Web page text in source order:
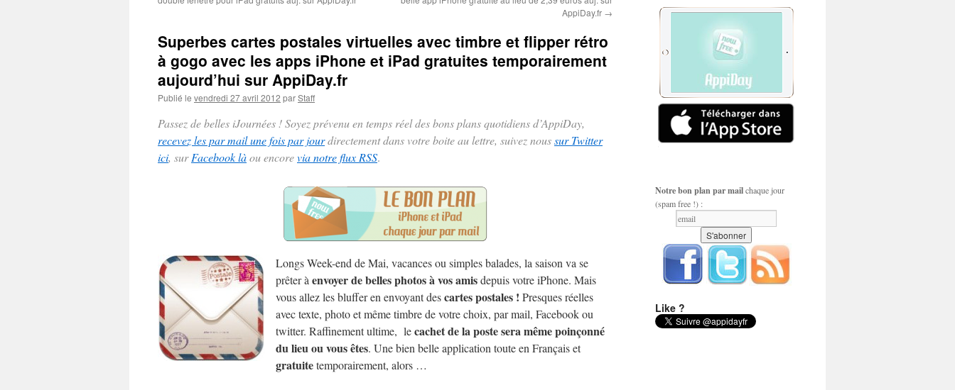
AppiDay.fr →
Superbes cartes postales virtuelles avec timbre et flipper rétro
à gogo avec les apps iPhone et iPad gratuites temporairement
aujourd’hui sur AppiDay.fr
Publié le vendredi 27 avril 2012 parStaff
Passez de belles iJournées ! Soyez prévenu en temps réel des bons plans quotidiens d’AppiDay,
recevez les par mail une fois par jourdirectement dans votre boite au lettre, suivez noussur Twitter
ici, surFacebook làou encorevia notre flux RSS.
Longs Week-end de Mai, vacances ou simples balades, la saison va se
prêter à envoyer de belles photos à vos amisdepuis votre iPhone. Mais
vous allez les bluffer en envoyant descartes postales ! Presques réelles
avec texte, photo et même timbre de votre choix, par mail, Facebook ou
twitter. Raffinement ultime, lecachet de la poste sera même poinçonné
du lieu ou vous êtes. Une bien belle application toute en Français et
gratuitetemporairement, alors …
Notre bon plan par mailchaque jour
(spam free !) :
Like ?